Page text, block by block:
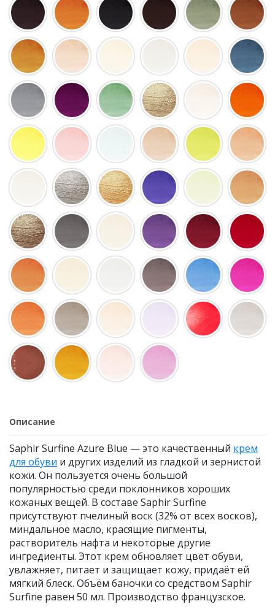
Описание
Saphir Surfine Azure Blue — это качественный крем
для обуви и других изделий из гладкой и зернистой
кожи. Он пользуется очень большой
популярностью среди поклонников хороших
кожаных вещей. В составе Saphir Surfine
присутствуют пчелиный воск (32% от всех восков),
миндальное масло, красящие пигменты,
растворитель нафта и некоторые другие
ингредиенты. Этот крем обновляет цвет обуви,
увлажняет, питает и защищает кожу, придаёт ей
мягкий блеск. Объём баночки со средством Saphir
Surfine равен 50 мл. Производство французское.